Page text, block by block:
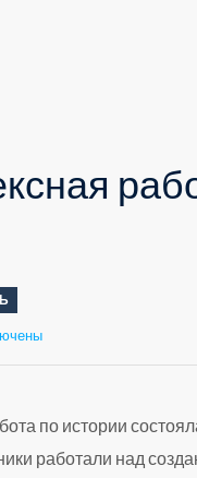
по истории
работали над